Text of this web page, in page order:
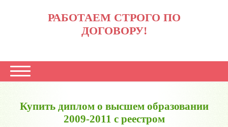
РАБОТАЕМ СТРОГО ПО
ДОГОВОРУ!
Купить диплом о высшем образовании
2009-2011 с реестром